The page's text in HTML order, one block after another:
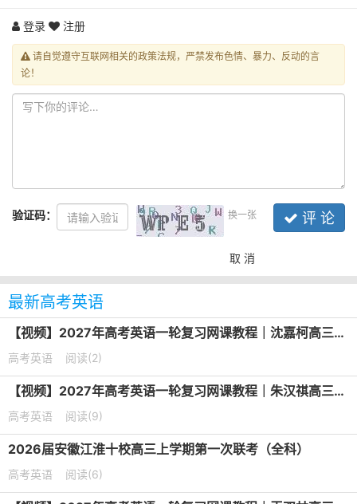
登录 注册
请自觉遵守互联网相关的政策法规，严禁发布色情、暴力、反动的言
论！
验证码： 换一张 评 论
取 消
最新高考英语
【视频】2027年高考英语一轮复习网课教程｜沈嘉柯高三英语上学期暑假班视频教程
高考英语 阅读(2)
【视频】2027年高考英语一轮复习网课教程｜朱汉祺高三英语上学期暑假班视频教程
高考英语 阅读(9)
2026届安徽江淮十校高三上学期第一次联考（全科）
高考英语 阅读(6)